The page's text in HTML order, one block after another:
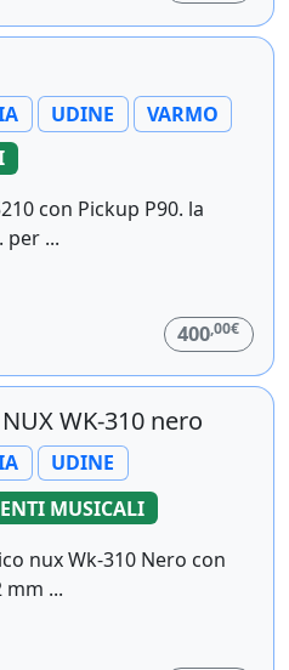
UDINE
VARMO
con Pickup P90. la
per ...
400,00€
WK-310 nero
UDINE
MUSICALI
nux Wk-310 Nero con
mm ...